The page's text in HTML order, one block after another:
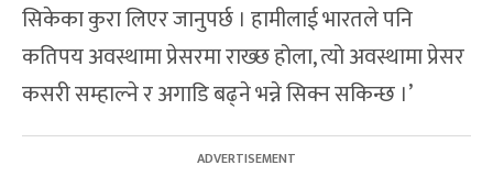
सिकेका कुरा लिएर जानुपर्छ । हामीलाई भारतले पनि
कतिपय अवस्थामा प्रेसरमा राख्छ होला, त्यो अवस्थामा प्रेसर
कसरी सम्हाल्ने र अगाडि बढ्ने भन्ने सिक्न सकिन्छ ।’